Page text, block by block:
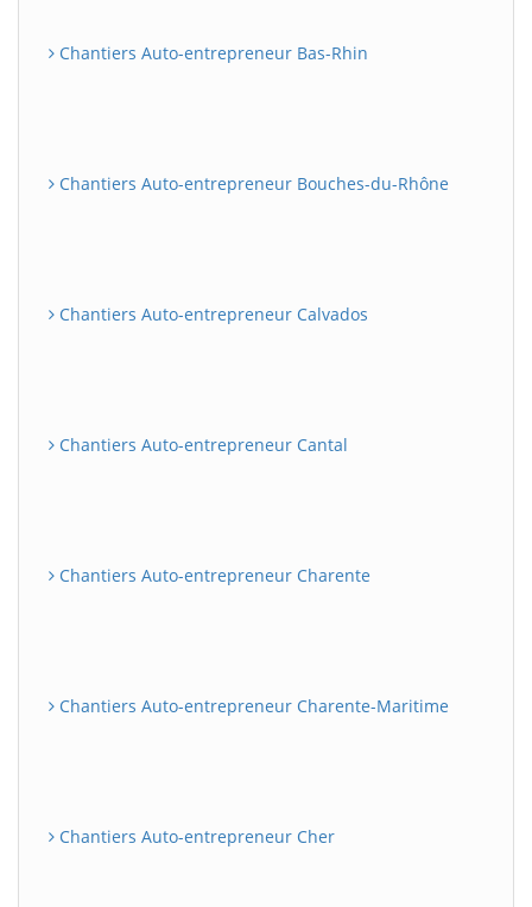
Chantiers Auto-entrepreneur Bas-Rhin
Chantiers Auto-entrepreneur Bouches-du-Rhône
Chantiers Auto-entrepreneur Calvados
Chantiers Auto-entrepreneur Cantal
Chantiers Auto-entrepreneur Charente
Chantiers Auto-entrepreneur Charente-Maritime
Chantiers Auto-entrepreneur Cher